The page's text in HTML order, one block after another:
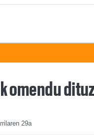
omendu
29a